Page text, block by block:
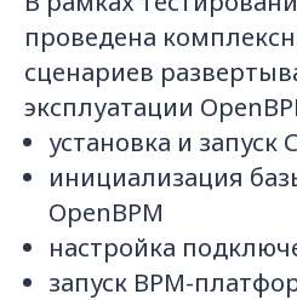
проведена
сценариев
эксплуатации
установка и запуск
инициализация
OpenBPM
настройка
запуск BPM-